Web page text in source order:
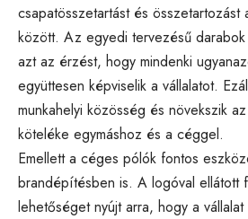
csapatösszetartást és összetartozást
között. Az egyedi tervezésű darabok
azt az érzést, hogy mindenki
együttesen képviselik a vállalatot.
munkahelyi közösség és növekszik
köteléke egymáshoz és a céggel.
Emellett a céges pólók fontos
brandépítésben is. A logóval ellátott
lehetőséget nyújt arra, hogy a